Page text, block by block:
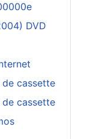
DVD
cassette
cassette